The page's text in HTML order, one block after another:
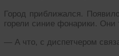
Город приближался.
горели синие фонарики. Они
— А что, с диспетчером